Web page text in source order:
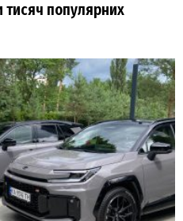
тисяч популярних